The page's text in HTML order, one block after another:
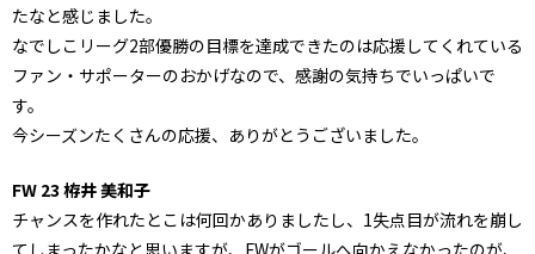
たなと感じました。
なでしこリーグ2部優勝の目標を達成できたのは応援してくれている
ファン・サポーターのおかげなので、感謝の気持ちでいっぱいで
す。
今シーズンたくさんの応援、ありがとうございました。
FW 23 栫井 美和子
チャンスを作れたとこは何回かありましたし、1失点目が流れを崩し